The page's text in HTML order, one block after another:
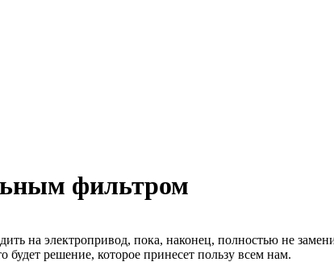
фильтром
на электропривод, пока, наконец, полностью не
решение, которое принесет пользу всем нам.